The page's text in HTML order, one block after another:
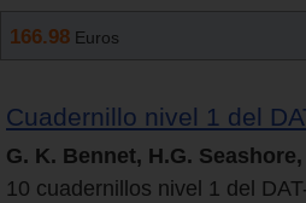
166.98 Euros
Cuadernillo nivel 1 del
G. K. Bennet, H.G.
10 cuadernillos nivel 1 del